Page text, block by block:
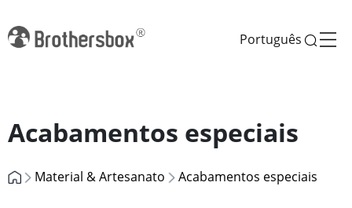
Português
Acabamentos especiais
Material & Artesanato Acabamentos especiais